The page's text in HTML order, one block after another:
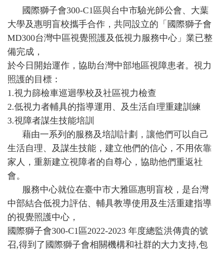
國際獅子會300-C1區與台中市驗光師公會、大葉
大學及惠明盲校攜手合作，共同設立的「國際獅子會
MD300台灣中區視覺照護及低視力服務中心」業已整
備完成，
於今日開始運作，協助台灣中部地區視障患者。視力
照護的目標：
1.視力篩檢車巡迴學校及社區視力檢查
2.低視力者輔具的指導運用、及生活自理重建訓練
3.視障者謀生技能培訓
藉由一系列的服務及培訓計劃，讓他們可以自己
生活自理、及謀生技能，建立他們的信心，不用依靠
家人，重新建立視障者的自尊心，協助他們重返社
會。
服務中心就位在臺中市大雅區惠明盲校，是台灣
中部結合低視力評估、輔具教導使用及生活重建指導
的視覺照護中心，
國際獅子會300-C1區2022-2023 年度總監洪傳貴的號
召,得到了國際獅子會相關機構和社群的大力支持,包